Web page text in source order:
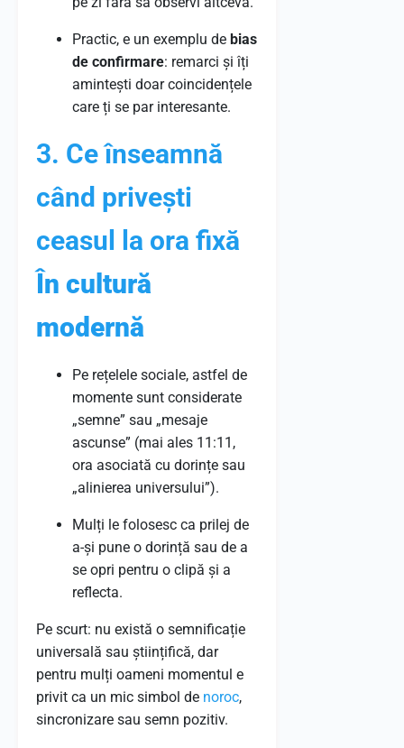
Practic, e un exemplu de bias
de confirmare: remarci și îți
amintești doar coincidențele
care ți se par interesante.
3. Ce înseamnă
când privești
ceasul la ora fixă
În cultură
modernă
Pe rețelele sociale, astfel de
momente sunt considerate
„semne” sau „mesaje
ascunse” (mai ales 11:11,
ora asociată cu dorințe sau
„alinierea universului”).
Mulți le folosesc ca prilej de
a-și pune o dorință sau de a
se opri pentru o clipă și a
reflecta.
Pe scurt: nu există o semnificație
universală sau științifică, dar
pentru mulți oameni momentul e
privit ca un mic simbol de noroc,
sincronizare sau semn pozitiv.